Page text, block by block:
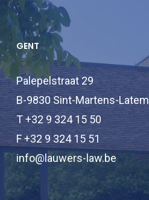
GENT
Palepelstraat 29
B-9830 Sint-Martens-Latem
T +32 9 324 15 50
F +32 9 324 15 51
info@lauwers-law.be